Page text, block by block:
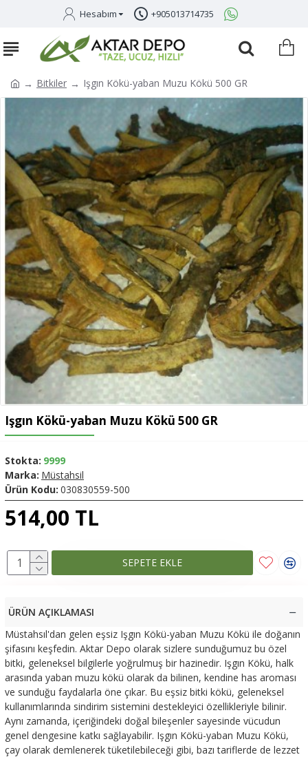
Hesabım +905013714735
Bitkiler Işgın Kökü-yaban Muzu Kökü 500 GR
Işgın Kökü-yaban Muzu Kökü 500 GR
514,00 TL
Stokta: 9999
Marka: Müstahsil
Ürün Kodu: 030830559-500
SEPETE EKLE
ÜRÜN AÇIKLAMASI
Müstahsıl'dan gelen eşsiz Işgın Kökü-yaban Muzu Kökü ile doğanın
şifasını keşfedin. Aktar Depo olarak sizlere sunduğumuz bu özel
bitki, geleneksel bilgilerle yoğrulmuş bir hazinedir. Işgın Kökü, halk
arasında yaban muzu kökü olarak da bilinen, kendine has aroması
ve sunduğu faydalarla öne çıkar. Bu eşsiz bitki kökü, geleneksel
kullanımlarında sindirim sistemini destekleyici özellikleriyle bilinir.
Aynı zamanda, içeriğindeki doğal bileşenler sayesinde vücudun
genel dengesine katkı sağlayabilir. Işgın Kökü-yaban Muzu Kökü,
çay olarak demlenerek tüketilebileceği gibi, bazı tariflerde de lezzet